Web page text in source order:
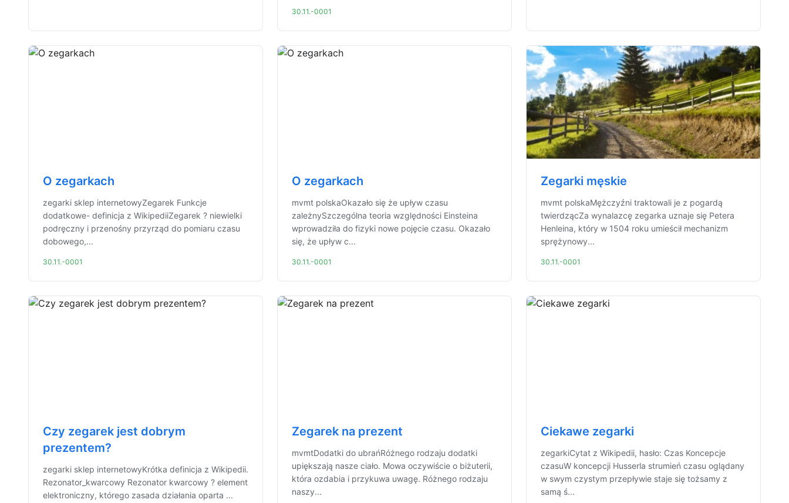
30.11.-0001
O zegarkach
zegarki sklep internetowyZegarek Funkcje
dodatkowe- definicja z WikipediiZegarek ? niewielki
podręczny i przenośny przyrząd do pomiaru czasu
dobowego,...
30.11.-0001
O zegarkach
mvmt polskaOkazało się że upływ czasu
zależnySzczególna teoria względności Einsteina
wprowadziła do fizyki nowe pojęcie czasu. Okazało
się, że upływ c...
30.11.-0001
Zegarki męskie
mvmt polskaMężczyźni traktowali je z pogardą
twierdzącZa wynalazcę zegarka uznaje się Petera
Henleina, który w 1504 roku umieścił mechanizm
sprężynowy...
30.11.-0001
Czy zegarek jest dobrym
prezentem?
zegarki sklep internetowyKrótka definicja z Wikipedii.
Rezonator_kwarcowy Rezonator kwarcowy ? element
elektroniczny, którego zasada działania oparta ...
Zegarek na prezent
mvmtDodatki do ubrańRóżnego rodzaju dodatki
upiększają nasze ciało. Mowa oczywiście o biżuterii,
która ozdabia i przykuwa uwagę. Różnego rodzaju
naszy...
Ciekawe zegarki
zegarkiCytat z Wikipedii, hasło: Czas Koncepcje
czasuW koncepcji Husserla strumień czasu oglądany
w swym czystym przepływie staje się tożsamy z
samą ś...